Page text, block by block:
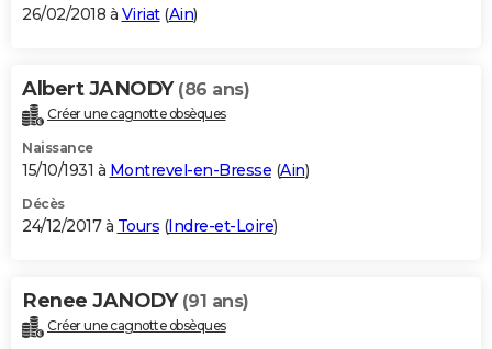
26/02/2018 à Viriat(Ain)
Albert JANODY (86 ans)
Créer une cagnotte obsèques
Naissance
15/10/1931 à Montrevel-en-Bresse (Ain)
Décès
24/12/2017 à Tours (Indre-et-Loire)
Renee JANODY (91 ans)
Créer une cagnotte obsèques